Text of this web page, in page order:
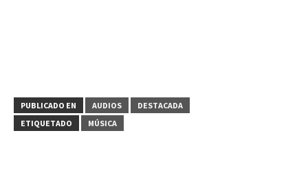
PUBLICADO EN AUDIOS
DESTACADA
ETIQUETADO
MÚSICA